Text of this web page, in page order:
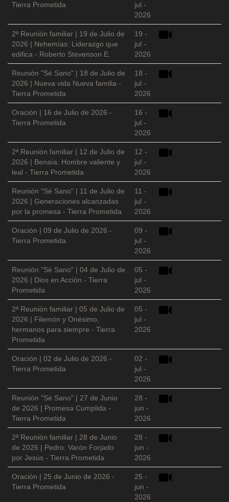
Tierra Prometida
jul -
2026
2ª Reunión familiar | 19 de Julio de
2026 | Nehemías: Liderazgo que
edifica - Roberto Stevenson E.
19 -
jul -
2026
Reunión "Sé Sano" | 18 de Julio de
2026 | Nueva vida Nueva familia -
Tierra Prometida
18 -
jul -
2026
Oración | 16 de Julio de 2026 -
Tierra Prometida
16 -
jul -
2026
2ª Reunión familiar | 12 de Julio de
2026 | Benaía: Hombre valiente y
leal - Tierra Prometida
12 -
jul -
2026
Reunión "Sé Sano" | 11 de Julio de
2026 | Generaciones alcanzadas
por la promesa - Tierra Prometida
11 -
jul -
2026
Oración | 09 de Julio de 2026 -
Tierra Prometida
09 -
jul -
2026
Reunión "Sé Sano" | 04 de Julio de
2026 | Dios en Acción - Tierra
Prometida
05 -
jul -
2026
2ª Reunión familiar | 05 de Julio de
2026 | Filemón y Onésimo,
hermanos para siempre - Tierra
Prometida
05 -
jul -
2026
Oración | 02 de Julio de 2026 -
Tierra Prometida
02 -
jul -
2026
Reunión "Sé Sano" | 27 de Junio
de 2026 | Promesa Cumplida -
Tierra Prometida
28 -
jun -
2026
2ª Reunión familiar | 28 de Junio
de 2026 | Pedro: Varón Forjado
por Jesús - Tierra Prometida
28 -
jun -
2026
Oración | 25 de Junio de 2026 -
Tierra Prometida
25 -
jun -
2026